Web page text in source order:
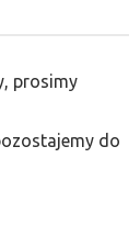
prosimy
do